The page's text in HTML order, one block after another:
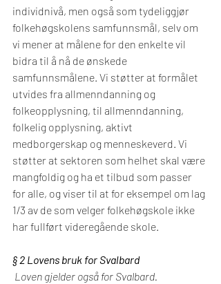
individnivå, men også som tydeliggjør
folkehøgskolens samfunnsmål, selv om
vi mener at målene for den enkelte vil
bidra til å nå de ønskede
samfunnsmålene. Vi støtter at formålet
utvides fra allmenndanning og
folkeopplysning, til allmenndanning,
folkelig opplysning, aktivt
medborgerskap og menneskeverd. Vi
støtter at sektoren som helhet skal være
mangfoldig og ha et tilbud som passer
for alle, og viser til at for eksempel om lag
1/3 av de som velger folkehøgskole ikke
har fullført videregående skole.
§ 2 Lovens bruk for Svalbard
Loven gjelder også for Svalbard.